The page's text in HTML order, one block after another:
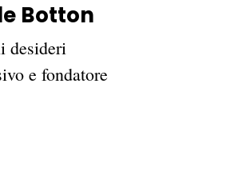
Botton
desideri
e fondatore